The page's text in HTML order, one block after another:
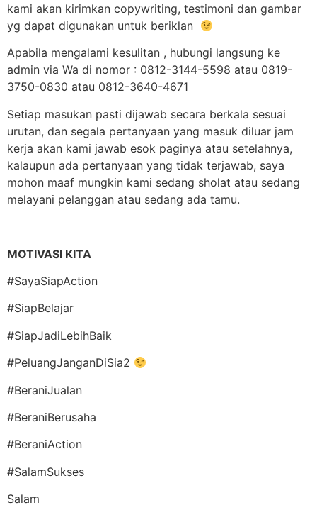
kami akan kirimkan copywriting, testimoni dan gambar
yg dapat digunakan untuk beriklan
Apabila mengalami kesulitan , hubungi langsung ke
admin via Wa di nomor : 0812-3144-5598 atau 0819-
3750-0830 atau 0812-3640-4671
Setiap masukan pasti dijawab secara berkala sesuai
urutan, dan segala pertanyaan yang masuk diluar jam
kerja akan kami jawab esok paginya atau setelahnya,
kalaupun ada pertanyaan yang tidak terjawab, saya
mohon maaf mungkin kami sedang sholat atau sedang
melayani pelanggan atau sedang ada tamu.
MOTIVASI KITA
#SayaSiapAction
#SiapBelajar
#SiapJadiLebihBaik
#PeluangJanganDiSia2
#BeraniJualan
#BeraniBerusaha
#BeraniAction
#SalamSukses
Salam